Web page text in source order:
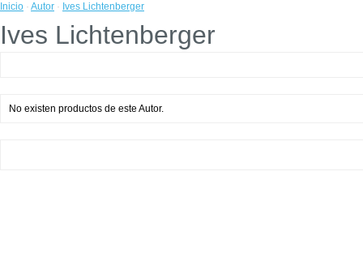
Inicio · Autor · Ives Lichtenberger
Ives Lichtenberger
No existen productos de este Autor.